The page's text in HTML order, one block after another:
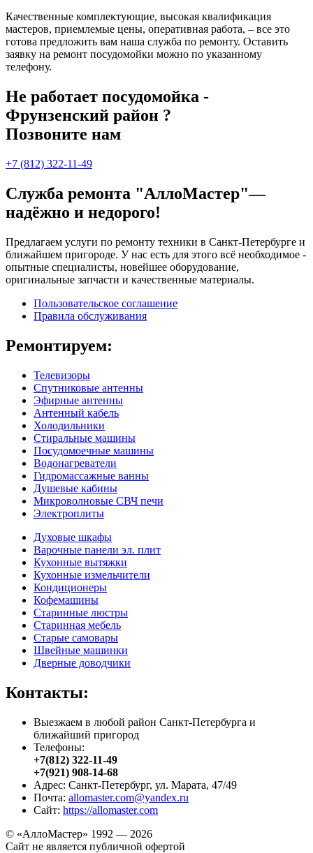
Качественные комплектующие, высокая квалификация
мастеров, приемлемые цены, оперативная работа, – все это
готова предложить вам наша служба по ремонту. Оставить
заявку на ремонт посудомойки можно по указанному
телефону.
Не работает посудомойка -
Фрунзенский район ?
Позвоните нам
+7 (812) 322-11-49
Служба ремонта "АллоМастер"—
надёжно и недорого!
Предлагаем услуги по ремонту техники в Санкт-Петербурге и
ближайшем пригороде. У нас есть для этого всё необходимое -
опытные специалисты, новейшее оборудование,
оригинальные запчасти и качественные материалы.
Пользовательское соглашение
Правила обслуживания
Ремонтируем:
Телевизоры
Спутниковые антенны
Эфирные антенны
Антенный кабель
Холодильники
Стиральные машины
Посудомоечные машины
Водонагреватели
Гидромассажные ванны
Душевые кабины
Микроволновые СВЧ печи
Электроплиты
Духовые шкафы
Варочные панели эл. плит
Кухонные вытяжки
Кухонные измельчители
Кондиционеры
Кофемашины
Старинные люстры
Старинная мебель
Старые самовары
Швейные машинки
Дверные доводчики
Контакты:
Выезжаем в любой район Санкт-Петербурга и
ближайший пригород
Телефоны:
+7(812) 322-11-49
+7(921) 908-14-68
Адрес: Санкт-Петербург, ул. Марата, 47/49
Почта: allomaster.com@yandex.ru
Сайт: https://allomaster.com
© «АллоМастер» 1992 — 2026
Сайт не является публичной офертой